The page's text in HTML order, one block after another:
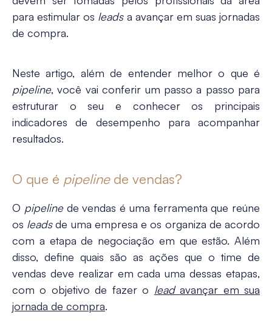
para estimular os leads a avançar em suas jornadas
de compra.
Neste artigo, além de entender melhoro que é
pipeline, você vai conferir um passo a passo para
estruturar o seu e conhecer os principais
indicadores de desempenho para acompanhar
resultados.
O que é pipeline de vendas?
O pipeline de vendas é uma ferramenta que reúne
os leadsde uma empresa e os organiza de acordo
com a etapa de negociação em que estão. Além
disso, define quais são as ações que o time de
vendas deve realizar em cada uma dessas etapas,
com o objetivo de fazer o leadavançar em sua
jornada de compra.